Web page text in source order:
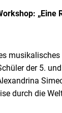
„Eine
der 5.
durch die